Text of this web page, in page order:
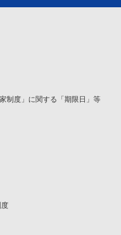
制度」に関する「期限日」等